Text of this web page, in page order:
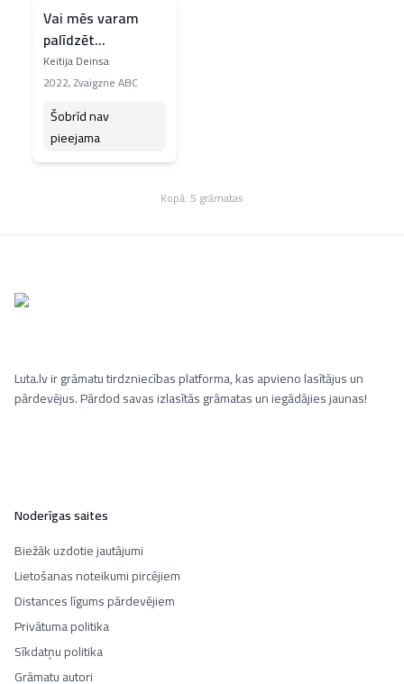
Vai mēs varam
palīdzēt
polārlāčiem?
Keitija Deinsa
2022,Zvaigzne ABC
Šobrīd nav
pieejama
Kopā: 5 grāmatas
Luta.lv ir grāmatu tirdzniecības platforma, kas apvieno lasītājus un
pārdevējus. Pārdod savas izlasītās grāmatas un iegādājies jaunas!
Noderīgas saites
Biežāk uzdotie jautājumi
Lietošanas noteikumi pircējiem
Distances līgums pārdevējiem
Privātuma politika
Sīkdatņu politika
Grāmatu autori